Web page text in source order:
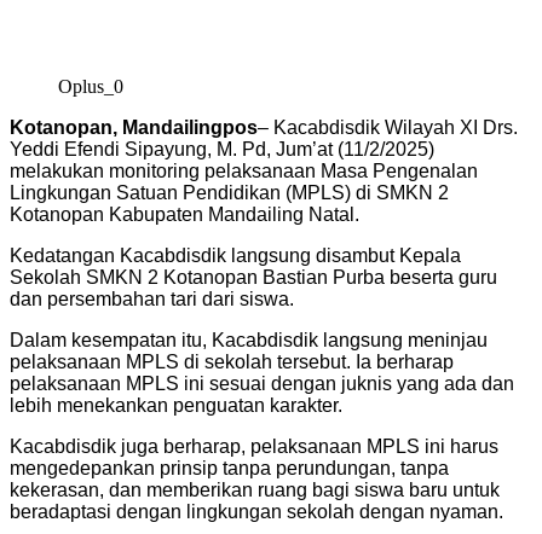
Oplus_0
Kotanopan, Mandailingpos– Kacabdisdik Wilayah XI Drs.
Yeddi Efendi Sipayung, M. Pd, Jum’at (11/2/2025)
melakukan monitoring pelaksanaan Masa Pengenalan
Lingkungan Satuan Pendidikan (MPLS) di SMKN 2
Kotanopan Kabupaten Mandailing Natal.
Kedatangan Kacabdisdik langsung disambut Kepala
Sekolah SMKN 2 Kotanopan Bastian Purba beserta guru
dan persembahan tari dari siswa.
Dalam kesempatan itu, Kacabdisdik langsung meninjau
pelaksanaan MPLS di sekolah tersebut. Ia berharap
pelaksanaan MPLS ini sesuai dengan juknis yang ada dan
lebih menekankan penguatan karakter.
Kacabdisdik juga berharap, pelaksanaan MPLS ini harus
mengedepankan prinsip tanpa perundungan, tanpa
kekerasan, dan memberikan ruang bagi siswa baru untuk
beradaptasi dengan lingkungan sekolah dengan nyaman.